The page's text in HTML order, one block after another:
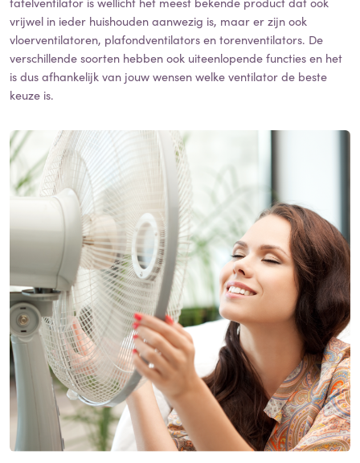
vrijwel in ieder huishouden aanwezig is, maar er zijn ook
vloerventilatoren, plafondventilators en torenventilators. De
verschillende soorten hebben ook uiteenlopende functies en het
is dus afhankelijk van jouw wensen welke ventilator de beste
keuze is.